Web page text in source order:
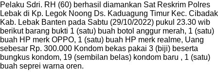
Pelaku Sdri. RH (60) berhasil diamankan Sat Reskrim Polres
Lebak di Kp. Legok Noong Ds. Kaduagung Timur Kec. Cibadak
Kab. Lebak Banten pada Sabtu (29/10/2022) pukul 23.30 wib
berikut barang bukti 1 (satu) buah botol anggur merah, 1 (satu)
buah HP merk OPPO, 1 (satu) buah HP merk realme, Uang
sebesar Rp. 300.000 Kondom bekas pakai 3 (biji) beserta
bungkus kondom, 19 (sembilan belas) kondom baru , 1 (satu)
buah seprei warna oren.